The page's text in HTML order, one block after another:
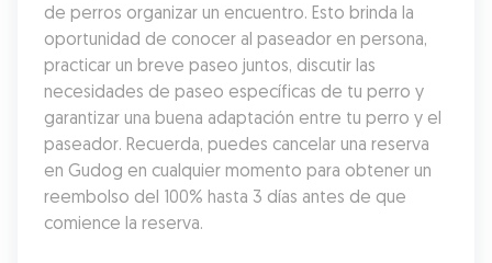
de perros organizar un encuentro. Esto brinda la
oportunidad de conocer al paseador en persona,
practicar un breve paseo juntos, discutir las
necesidades de paseo específicas de tu perro y
garantizar una buena adaptación entre tu perro y el
paseador. Recuerda, puedes cancelar una reserva
en Gudog en cualquier momento para obtener un
reembolso del 100% hasta 3 días antes de que
comience la reserva.